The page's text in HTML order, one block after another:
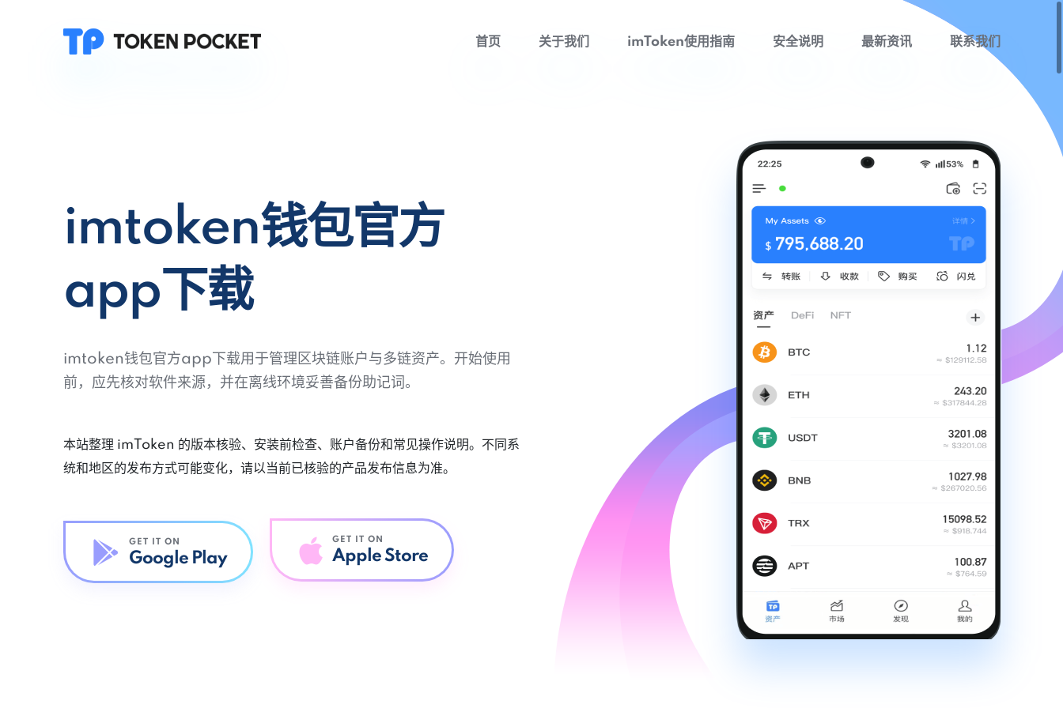
首页 关于我们 imToken使用指南 安全说明 最新资讯 联系我们
imtoken钱包官方
app下载
imtoken钱包官方app下载用于管理区块链账户与多链资产。开始使用
前，应先核对软件来源，并在离线环境妥善备份助记词。
本站整理 imToken 的版本核验、安装前检查、账户备份和常见操作说明。不同系
统和地区的发布方式可能变化，请以当前已核验的产品发布信息为准。
GET IT ON
Google Play
GET IT ON
Apple Store